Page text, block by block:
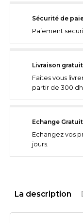
Sécurité de
Paiement
Livraison
Faites vous
partir de 300
Echange Gratuit
Echangez vos
jours.
La description